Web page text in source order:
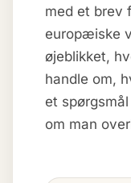
med et brev
europæiske
øjeblikket,
handle om,
et
om man